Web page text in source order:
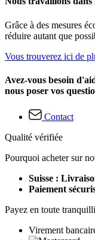
Grâce à des mesures
réduire autant que
Vous trouverez ici de
Avez-vous besoin
nous poser vos
Contact
Qualité vérifiée
Pourquoi acheter sur
Suisse :
Paiement
Payez en toute
Virement